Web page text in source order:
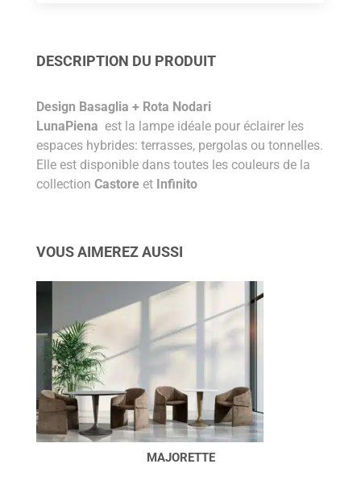
DESCRIPTION DU PRODUIT
Design Basaglia + Rota Nodari
LunaPiena est la lampe idéale pour éclairer les
espaces hybrides: terrasses, pergolas ou tonnelles.
Elle est disponible dans toutes les couleurs de la
collection Castoreet Infinito
VOUS AIMEREZ AUSSI
MAJORETTE